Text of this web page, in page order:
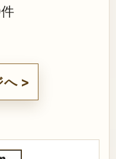
件
へ >